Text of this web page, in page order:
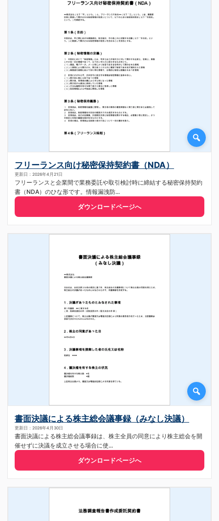
フリーランス向け秘密保持契約書（NDA）
更新日：2026年4月21日
フリーランスと企業間で業務委託や取引検討時に締結する秘密保持契約
書（NDA）のひな形です。情報漏洩防...
ダウンロードページへ
書面決議による株主総会議事録（みなし決議）
更新日：2026年4月30日
書面決議による株主総会議事録は、株主全員の同意により株主総会を開
催せずに決議を成立させる場合に使...
ダウンロードページへ